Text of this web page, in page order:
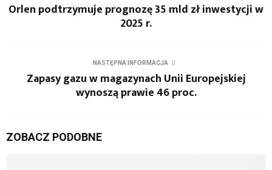
Orlen podtrzymuje prognozę 35 mld zł inwestycji w
2025 r.
NASTĘPNA INFORMACJA
Zapasy gazu w magazynach Unii Europejskiej
wynoszą prawie 46 proc.
ZOBACZ PODOBNE